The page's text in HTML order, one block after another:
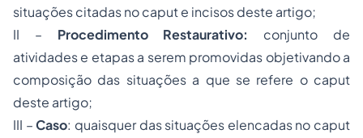
situações citadas no caput e incisos deste artigo;
II – Procedimento Restaurativo:
conjunto de
atividades e etapas a serem promovidas objetivando a
composição das situações a que se refere o caput
deste artigo;
III –Caso: quaisquer das situações elencadas no caput